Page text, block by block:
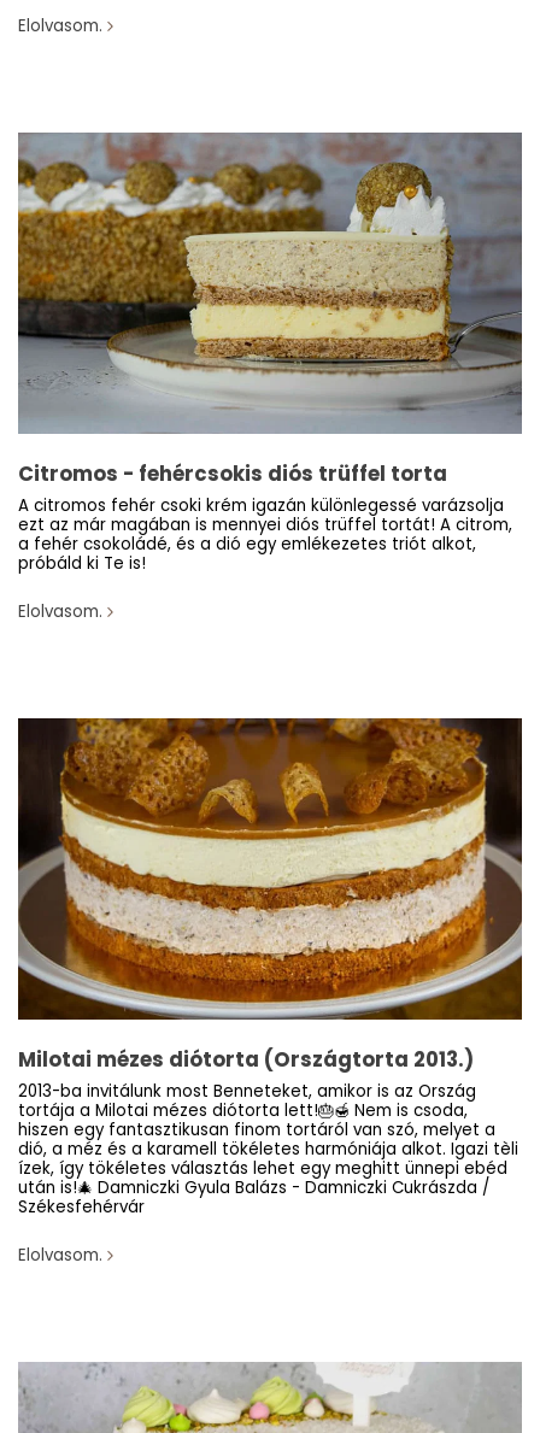
Elolvasom.
Citromos - fehércsokis diós trüffel torta
A citromos fehér csoki krém igazán különlegessé varázsolja
ezt az már magában is mennyei diós trüffel tortát! A citrom,
a fehér csokoládé, és a dió egy emlékezetes triót alkot,
próbáld ki Te is!
Elolvasom.
Milotai mézes diótorta (Országtorta 2013.)
2013-ba invitálunk most Benneteket, amikor is az Ország
tortája a Milotai mézes diótorta lett!🎂🍯 Nem is csoda,
hiszen egy fantasztikusan finom tortáról van szó, melyet a
dió, a méz és a karamell tökéletes harmóniája alkot. Igazi tèli
ízek, így tökéletes választás lehet egy meghitt ünnepi ebéd
után is!🎄 Damniczki Gyula Balázs - Damniczki Cukrászda /
Székesfehérvár
Elolvasom.